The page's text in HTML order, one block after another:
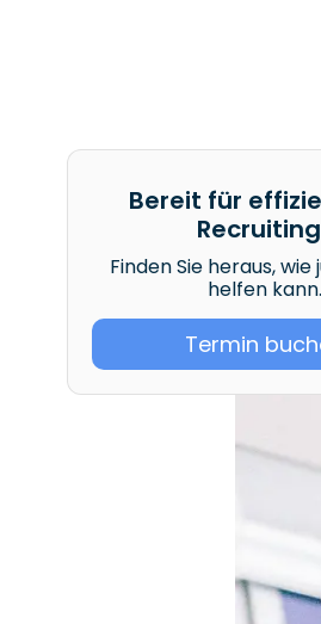
Bereit für
Finden Sie heraus, wie
helfen kann.
Termin